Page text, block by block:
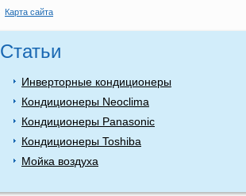
Карта сайта
Статьи
Инверторные кондиционеры
Кондиционеры Neoclima
Кондиционеры Panasonic
Кондиционеры Toshiba
Мойка воздуха